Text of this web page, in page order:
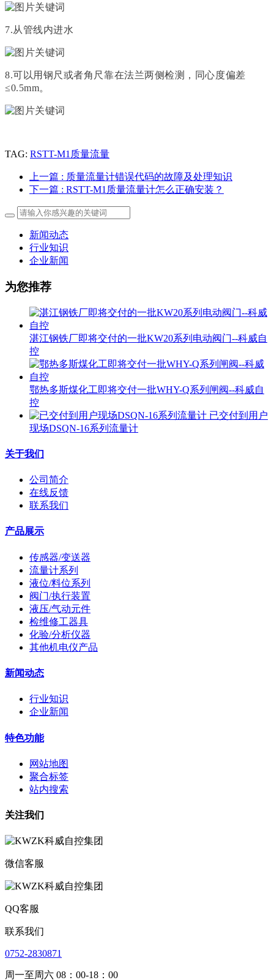
7.从管线内进水
8.可以用钢尺或者角尺靠在法兰两侧检测，同心度偏差
≤0.5mm。
TAG: RSTT-M1质量流量
上一篇 : 质量流量计错误代码的故障及处理知识
下一篇 : RSTT-M1质量流量计怎么正确安装？
新闻动态
行业知识
企业新闻
为您推荐
湛江钢铁厂即将交付的一批KW20系列电动阀门--科威自
控
鄂热多斯煤化工即将交付一批WHY-Q系列闸阀--科威自
控
已交付到用户
现场DSQN-16系列流量计
关于我们
公司简介
在线反馈
联系我们
产品展示
传感器/变送器
流量计系列
液位/料位系列
阀门/执行装置
液压/气动元件
检维修工器具
化验/分析仪器
其他机电仪产品
新闻动态
行业知识
企业新闻
特色功能
网站地图
聚合标签
站内搜索
关注我们
微信客服
QQ客服
联系我们
0752-2830871
周一至周六 08：00-18：00